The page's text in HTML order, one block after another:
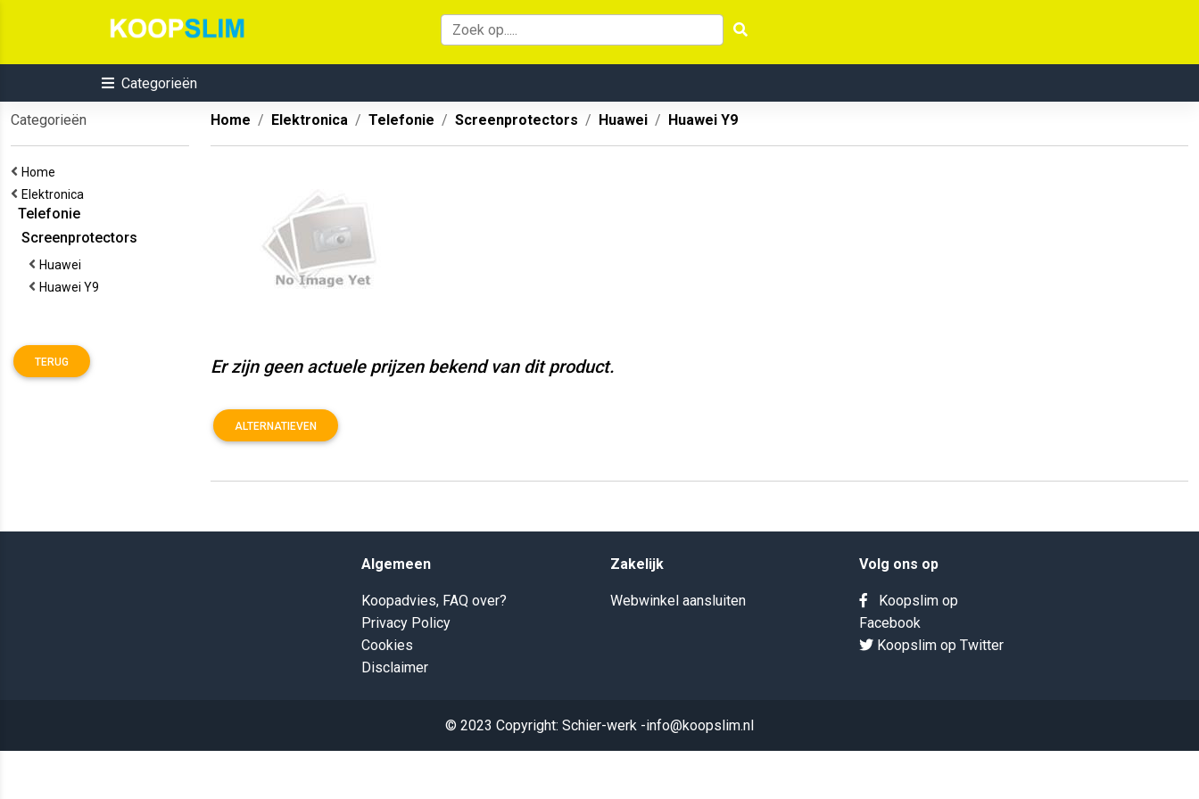
Categorieën
Categorieën
Home
Elektronica
Telefonie
Screenprotectors
Huawei
Huawei Y9
TERUG
Home Elektronica Telefonie Screenprotectors Huawei Huawei Y9
Er zijn geen actuele prijzen bekend van dit product.
ALTERNATIEVEN
Algemeen
Koopadvies, FAQ over?
Privacy Policy
Cookies
Disclaimer
Zakelijk
Webwinkel aansluiten
Volg ons op
Koopslim op
Facebook
Koopslim op Twitter
© 2023 Copyright: Schier-werk -info@koopslim.nl